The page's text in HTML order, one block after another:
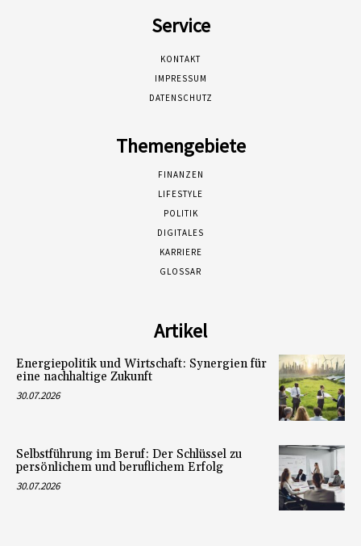
Service
KONTAKT
IMPRESSUM
DATENSCHUTZ
Themengebiete
FINANZEN
LIFESTYLE
POLITIK
DIGITALES
KARRIERE
GLOSSAR
Artikel
Energiepolitik und Wirtschaft: Synergien für
eine nachhaltige Zukunft
30.07.2026
Selbstführung im Beruf: Der Schlüssel zu
persönlichem und beruflichem Erfolg
30.07.2026